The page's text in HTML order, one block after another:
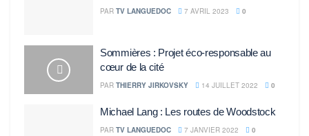
PAR TV LANGUEDOC 7 AVRIL 2023 0
Sommières : Projet éco-responsable au
cœur de la cité
PAR THIERRY JIRKOVSKY 14 JUILLET 2022 0
Michael Lang : Les routes de Woodstock
PAR TV LANGUEDOC 7 JANVIER 2022 0